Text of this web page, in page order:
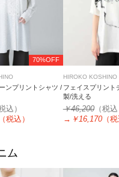
70%OFF
ンプリントシャツ /
込）
（税込）
HIROKO KOSHINO
フェイスプリント
製/洗える
￥46,200（税
→ ￥16,170（
ム